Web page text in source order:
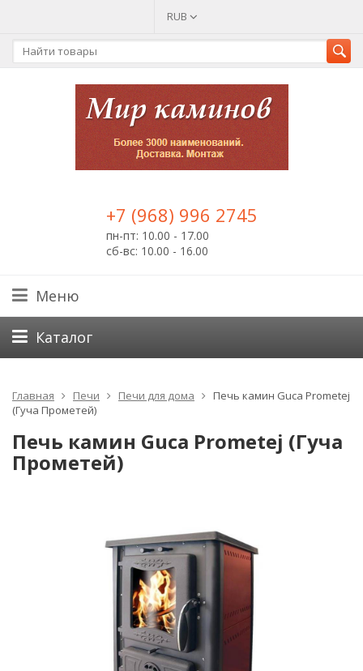
RUB
+7 (968) 996 2745
пн-пт: 10.00 - 17.00
сб-вс: 10.00 - 16.00
Меню
Каталог
Главная Печи Печи для дома
Печь камин Guca Prometej
(Гуча Прометей)
Печь камин Guca Prometej (Гуча
Прометей)